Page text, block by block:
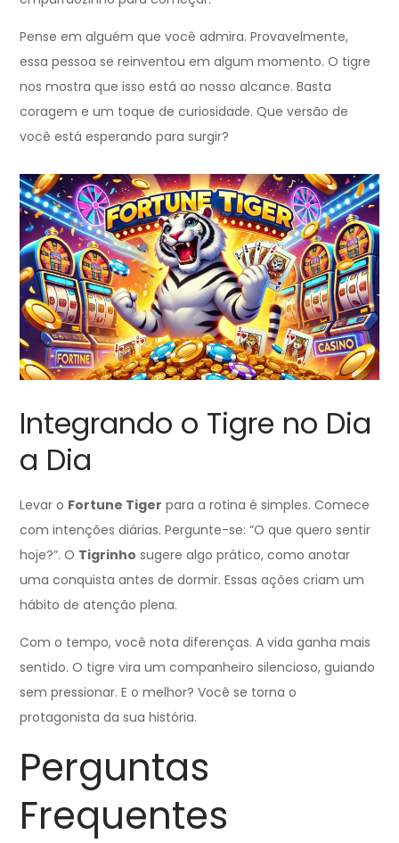
Pense em alguém que você admira. Provavelmente,
essa pessoa se reinventou em algum momento. O tigre
nos mostra que isso está ao nosso alcance. Basta
coragem e um toque de curiosidade. Que versão de
você está esperando para surgir?
Integrando o Tigre no Dia
a Dia
Levar o Fortune Tiger para a rotina é simples. Comece
com intenções diárias. Pergunte-se: “O que quero sentir
hoje?”. O Tigrinho sugere algo prático, como anotar
uma conquista antes de dormir. Essas ações criam um
hábito de atenção plena.
Com o tempo, você nota diferenças. A vida ganha mais
sentido. O tigre vira um companheiro silencioso, guiando
sem pressionar. E o melhor? Você se torna o
protagonista da sua história.
Perguntas
Frequentes